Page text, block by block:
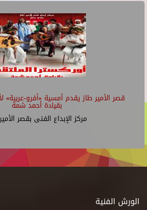
قصر الأمير طاز يقدم أمسية «أفرو-عربية»
بقيادة أحمد شمة
مركز الإبداع الفنى بقصر
الورش الفنية